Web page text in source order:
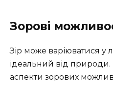
Зорові
Зір може варіюватися у
ідеальний від природи.
аспекти зорових